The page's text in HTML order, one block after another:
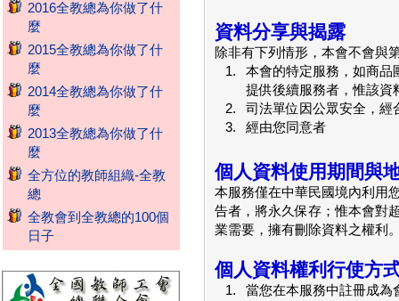
2016全教總為你做了什
麼
2015全教總為你做了什
麼
2014全教總為你做了什
麼
2013全教總為你做了什
麼
全方位的教師組織-全教
總
全教會到全教總的100個
日子
資料分享與揭露
除非有下列情形，本會不會與
1.
本會的特定服務，如商品
提供後續服務者，惟該資
2.
司法單位因公眾安全，經
3.
經由您同意者
個人資料使用期間與
本服務僅在中華民國境內利用
告者，將永久保存；惟本會對
業需要，擁有刪除資料之權利
個人資料權利行使方
1.
當您在本服務中註冊成為